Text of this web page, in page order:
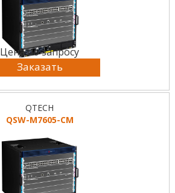
Цена по запросу
Заказать
QTECH
QSW-M7605-CM